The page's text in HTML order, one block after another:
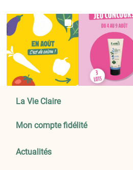
La Vie Claire
Mon compte fidélité
Actualités